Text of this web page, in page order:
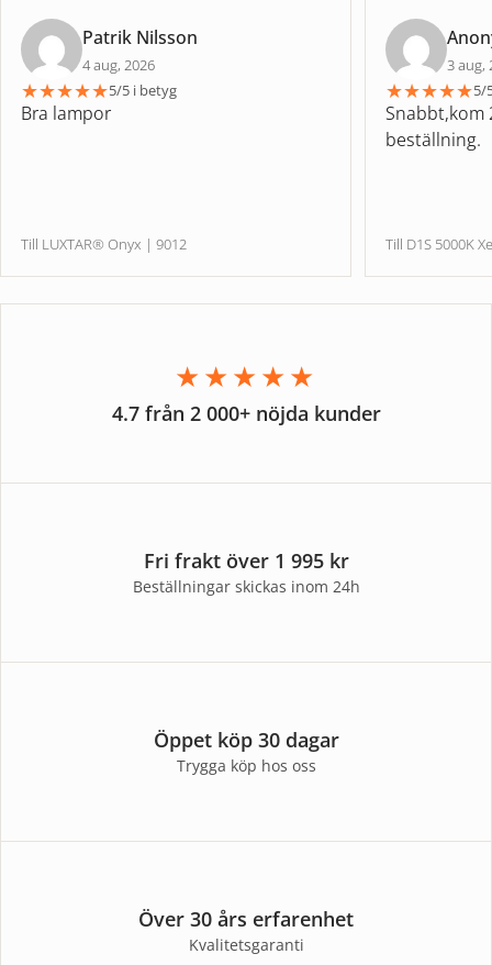
Patrik Nilsson
4 aug, 2026
★★★★★5/5 i betyg
Bra lampor
Till LUXTAR® Onyx | 9012
3 aug,
★★★★★5/
Snabbt,kom
beställning.
Till D1S 5000K
★★★★★
4.7 från 2 000+ nöjda kunder
Fri frakt över 1 995 kr
Beställningar skickas inom 24h
Öppet köp 30 dagar
Trygga köp hos oss
Över 30 års erfarenhet
Kvalitetsgaranti